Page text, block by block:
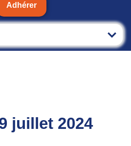
Adhérer
juillet 2024